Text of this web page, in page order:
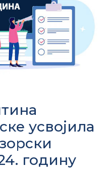
усвојила
годину